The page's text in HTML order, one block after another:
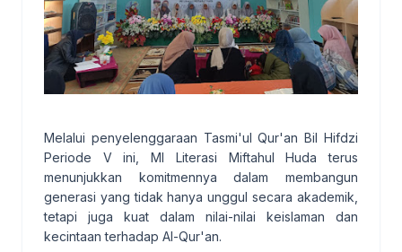
Melalui penyelenggaraan Tasmi'ul Qur'an Bil Hifdzi
Periode V ini, MI Literasi Miftahul Huda terus
menunjukkan komitmennya dalam membangun
generasi yang tidak hanya unggul secara akademik,
tetapi juga kuat dalam nilai-nilai keislaman dan
kecintaan terhadap Al-Qur'an.